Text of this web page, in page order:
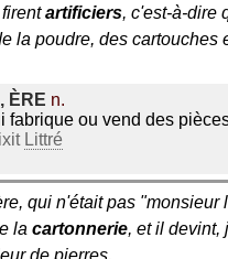
artificiers, c'est-à-dire
la poudre, des cartouches
, ÈRE n.
fabrique ou vend des
Littré
qui n'était pas "monsieur
la cartonnerie, et il devint,
de pierres.